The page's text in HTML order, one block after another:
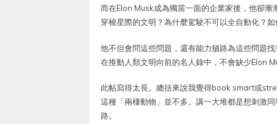
而在Elon Musk成為獨當一面的企業家後，他卻
穿梭星際的文明？為什麼駕駛不可以全自動化？如
他不但會問這些問題，還有能力舖路為這些問題
在推動人類文明向前的名人錄中，不會缺少Elon
此帖寫得太長。總括來說我覺得book smart或
這種「兩棲動物」並不多。講一大堆都是想刺激
路。